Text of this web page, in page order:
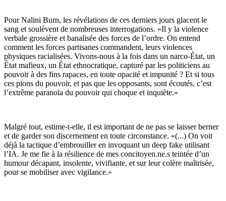
Pour Nalini Burn, les révélations de ces derniers jours glacent le
sang et soulèvent de nombreuses interrogations. «Il y la violence
verbale grossière et banalisée des forces de l’ordre. On entend
comment les forces partisanes commandent, leurs violences
physiques racialisées. Vivons-nous à la fois dans un narco-État, un
État mafieux, un État ethnocratique, capturé par les politiciens au
pouvoir à des fins rapaces, en toute opacité et impunité ? Et si tous
ces pions du pouvoir, et pas que les opposants, sont écoutés, c’est
l’extrême paranoïa du pouvoir qui choque et inquiète.»
Malgré tout, estime-t-elle, il est important de ne pas se laisser berner
et de garder son discernement en toute circonstance. «(...) On voit
déjà la tactique d’embrouiller en invoquant un deep fake utilisant
l’IA. Je me fie à la résilience de mes concitoyen.ne.s teintée d’un
humour décapant, insolente, vivifiante, et sur leur colère maîtrisée,
pour se mobiliser avec vigilance.»